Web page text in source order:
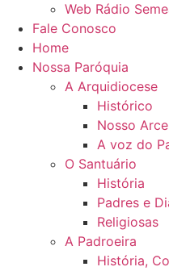
Web Rádio
Fale Conosco
Home
Nossa Paróquia
A Arquidiocese
Histórico
Nosso
A voz do
O Santuário
História
Padres e
Religiosas
A Padroeira
História,